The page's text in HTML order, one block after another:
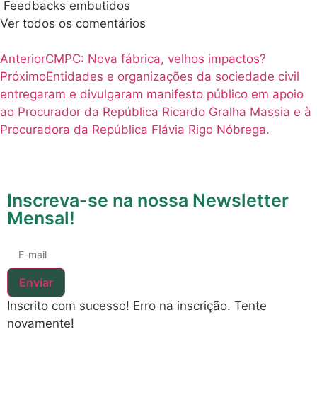
Feedbacks embutidos
Ver todos os comentários
AnteriorCMPC: Nova fábrica, velhos impactos?
PróximoEntidades e organizações da sociedade civil
entregaram e divulgaram manifesto público em apoio
ao Procurador da República Ricardo Gralha Massia e à
Procuradora da República Flávia Rigo Nóbrega.
Inscreva-se na nossa Newsletter
Mensal!
Enviar
Inscrito com sucesso! Erro na inscrição. Tente
novamente!